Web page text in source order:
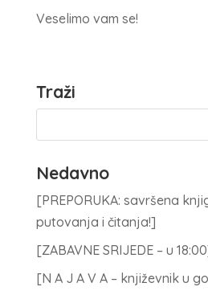
Veselimo vam se!
Traži
Nedavno
[PREPORUKA: savršena
putovanja i čitanja!]
[ZABAVNE SRIJEDE – u
[N A J A V A – književnik u